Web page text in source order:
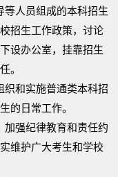
等人员组成的本科招生
招生工作政策，讨论
设办公室，挂靠招生
。
织和实施普通类本科招
的日常工作。
加强纪律教育和责任约
维护广大考生和学校